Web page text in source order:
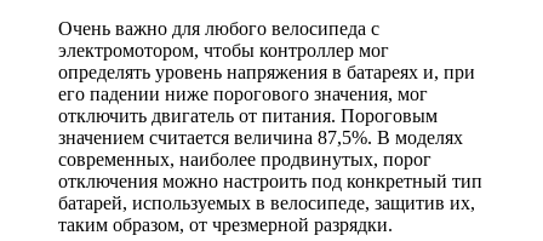
Очень важно для любого велосипеда с
электромотором, чтобы контроллер мог
определять уровень напряжения в батареях и, при
его падении ниже порогового значения, мог
отключить двигатель от питания. Пороговым
значением считается величина 87,5%. В моделях
современных, наиболее продвинутых, порог
отключения можно настроить под конкретный тип
батарей, используемых в велосипеде, защитив их,
таким образом, от чрезмерной разрядки.